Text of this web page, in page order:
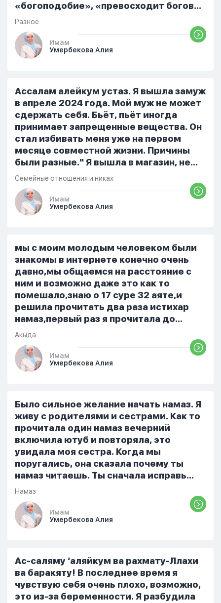
«богоподобие», «превосходит богов»,
но при этом человек полностью
признает и соблюдает все столпы
Ислама и эта игра не мешает ему
выполнять ему его обязанности по
является Единым Богом и не
принимает слова и контекст игры в
серьез, относиться к игре только как к
развлечению и...
Разное
Имам
Умербекова Алия
Ассалам алейкум устаз. Я вышла замуж
в апреле 2024 года. Мой муж не может
сдержать себя. Бьёт, пьёт иногда
принимает запрещенные вещества. Он
стал избивать меня уже на первом
месяце совместной жизни. Причины
были разные." Я вышла в магазин, не
помыла вовремя посуду, не
приготовила во время еду, прошу
немного времени и любви" он никогда
не свободен для меня. С 7 утра до 8
только ночью, иногда засыпаю одна.
Мы пытались ему говорить что так
нельзя но он всё равно делает...
Семейные отношения и никах
Имам
Умербекова Алия
мы с моим молодым человеком были
знакомы в интернете конечно очень
давно,мы общаемся на расстояние с
ним и возможно даже это как то
помешало,знаю о 17 суре 32 аяте,и
решила прочитать два раза истихар
намаз,первый раз я прочитала до
«Аср» намаза и сначала было
тревожно,позже стало спокойно и в
голову начали лезть только хорошие
мысли,во второй раз когда я решила в
русский,потому что боялась
ошибиться и то что намаз не
примется,совершила истихар во время
тахаджуд...
Акыда
Имам
Умербекова Алия
Было сильное желание начать намаз. Я
живу с родителями и сестрами. Как то
прочитала один намаз вечерний
включила ютуб и повторяла, это
увидала моя сестра. Когда мы
поругались, она сказала почему ты
намаз читаешь. Ты сначала исправь
себя. После этого я не вставала на
намаз и не видела жайнамаз. Я просто
уже так не могу читать, смотреть . Дуа
я делаю скрытно если делаю дома. Я
От родных же людей.
Намаз
Имам
Умербекова Алия
Ас-саляму ‘аляйкум ва рахмату-Ллахи
ва баракяту! В последнее время я
чувствую себя очень плохо, возможно,
это из-за беременности. Я разбудила